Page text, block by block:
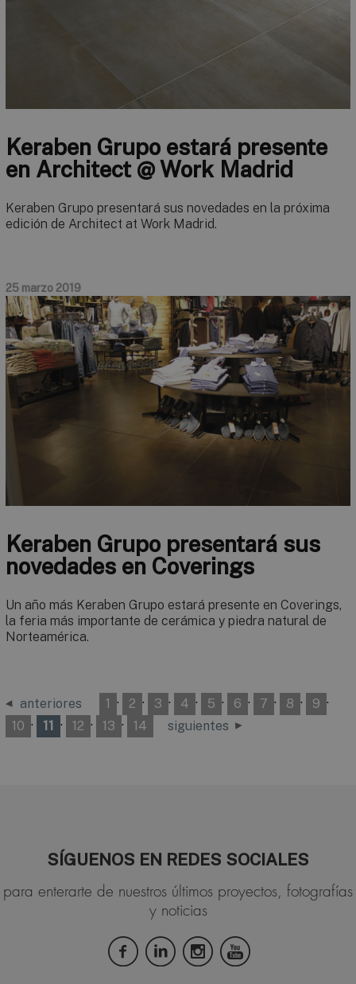
Keraben Grupo estará presente
en Architect @ Work Madrid
Keraben Grupo presentará sus novedades en la próxima
edición de Architect at Work Madrid.
25 marzo 2019
Keraben Grupo presentará sus
novedades en Coverings
Un año más Keraben Grupo estará presente en Coverings,
la feria más importante de cerámica y piedra natural de
Norteamérica.
anteriores 1 · 2 · 3 · 4 · 5 · 6 · 7 · 8 · 9 ·
10 · 11 · 12 · 13 · 14 siguientes
SÍGUENOS EN REDES SOCIALES
para enterarte de nuestros últimos proyectos, fotografías
y noticias